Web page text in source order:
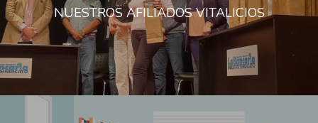
NUESTROS AFILIADOS VITALICIOS